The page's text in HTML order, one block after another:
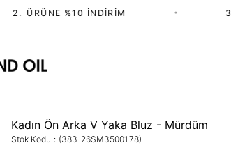
2.⁠ ⁠ÜRÜNE %10 İNDIRIM 3.
Kadın Ön Arka V Yaka Bluz - Mürdüm
Stok Kodu (383-26SM35001.78)